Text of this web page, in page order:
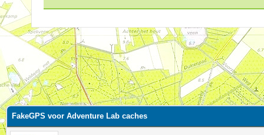
waardering is 2.81
FakeGPS voor Adventure Lab caches